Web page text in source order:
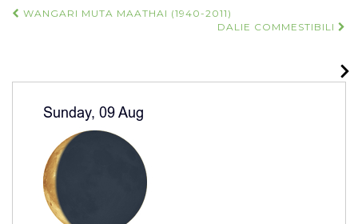
Navigazione
WANGARI MUTA MAATHAI (1940-2011)
DALIE COMMESTIBILI